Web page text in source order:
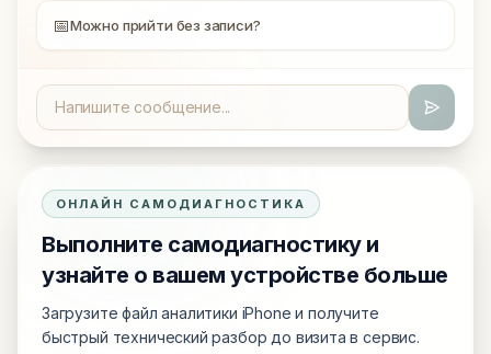
📅Можно прийти без записи?
ОНЛАЙН САМОДИАГНОСТИКА
Выполните самодиагностику и
узнайте о вашем устройстве больше
Загрузите файл аналитики iPhone и получите
быстрый технический разбор до визита в сервис.